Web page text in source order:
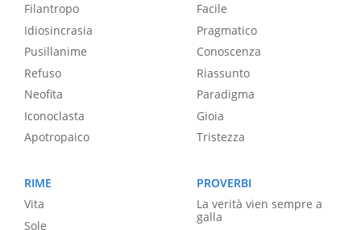
Filantropo
Idiosincrasia
Pusillanime
Refuso
Neofita
Iconoclasta
Apotropaico
Facile
Pragmatico
Conoscenza
Riassunto
Paradigma
Gioia
Tristezza
RIME
Vita
Sole
PROVERBI
La verità vien sempre a
galla